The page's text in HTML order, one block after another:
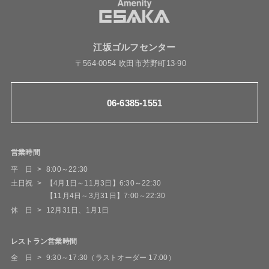
江坂ゴルフセンター
〒564-0054 吹田市芳野町13-90
06-6385-1551
営業時間
平 日
8:00～22:30
土日祝
【4月1日～11月3日】6:30～22:30
【11月4日～3月31日】7:00～22:30
休 日
12月31日、1月1日
レストラン営業時間
全 日
9:30～17:30（ラストオーダー 17:00）